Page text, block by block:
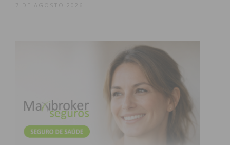
7 DE AGOSTO 2026